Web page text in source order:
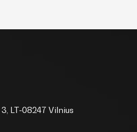
LT-08247 Vilnius